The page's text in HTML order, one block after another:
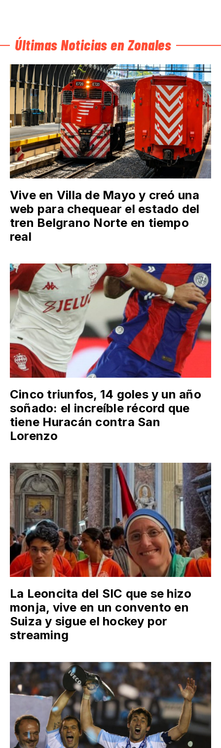
Últimas Noticias en Zonales
Vive en Villa de Mayo y creó una
web para chequear el estado del
tren Belgrano Norte en tiempo
real
Cinco triunfos, 14 goles y un año
soñado: el increíble récord que
tiene Huracán contra San
Lorenzo
La Leoncita del SIC que se hizo
monja, vive en un convento en
Suiza y sigue el hockey por
streaming